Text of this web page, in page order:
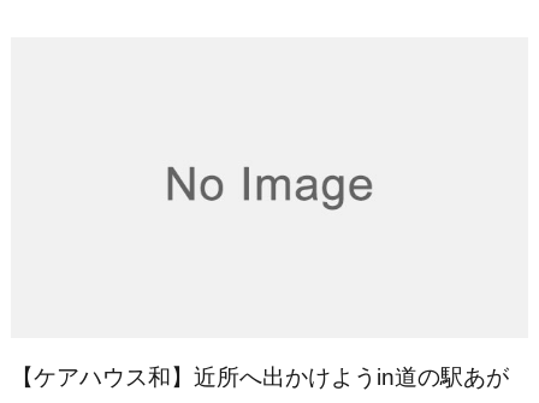
【ケアハウス和】近所へ出かけようin道の駅あが